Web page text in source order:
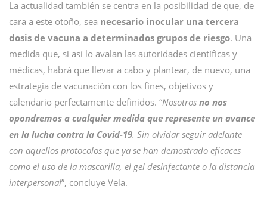
La actualidad también se centra en la posibilidad de que, de
cara a este otoño, sea necesario inocular una tercera
dosis de vacuna a determinados grupos de riesgo. Una
medida que, si así lo avalan las autoridades científicas y
médicas, habrá que llevar a cabo y plantear, de nuevo, una
estrategia de vacunación con los fines, objetivos y
calendario perfectamente definidos. “Nosotros no nos
opondremos a cualquier medida que represente un avance
en la lucha contra la Covid-19. Sin olvidar seguir adelante
con aquellos protocolos que ya se han demostrado eficaces
como el uso de la mascarilla, el gel desinfectante o la distancia
interpersonal”, concluye Vela.